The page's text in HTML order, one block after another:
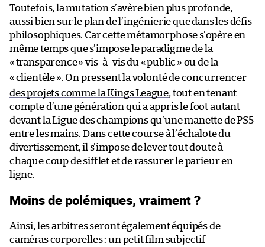
Toutefois, la mutation s’avère bien plus profonde,
aussi bien sur le plan de l’ingénierie que dans les défis
philosophiques. Car cette métamorphose s’opère en
même temps que s’impose le paradigme de la
«transparence» vis-à-vis du «public » ou de la
«clientèle». On pressent la volonté de concurrencer
des projets comme la Kings League, tout en tenant
compte d’une génération qui a appris le foot autant
devant la Ligue des champions qu’une manette de PS5
entre les mains. Dans cette course à l’échalote du
divertissement, il s’impose de lever tout doute à
chaque coup de sifflet et de rassurer le parieur en
ligne.
Moins de polémiques, vraiment ?
Ainsi, les arbitres seront également équipés de
caméras corporelles : un petit film subjectif